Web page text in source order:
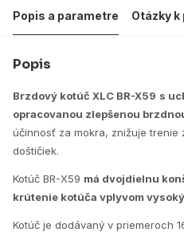
Popis a parametre Otázky
Popis
Brzdový kotúč XLC BR-X59 s
opracovanou zlepšenou
účinnosť za mokra, znižuje
doštičiek.
Kotúč BR-X59 má dvojdielnu
krútenie kotúča vplyvom
Kotúč je dodávaný v priemeroch